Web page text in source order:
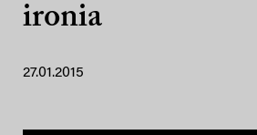
ironia
27.01.2015